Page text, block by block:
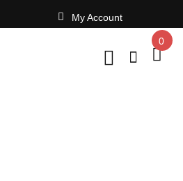
My Account
0